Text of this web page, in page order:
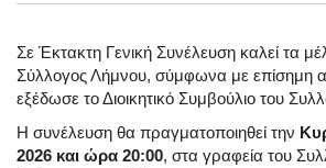
Σε Έκτακτη Γενική Συνέλευση καλεί τα
Σύλλογος Λήμνου, σύμφωνα με επίσημη
εξέδωσε το Διοικητικό Συμβούλιο του
Η συνέλευση θα πραγματοποιηθεί την
2026 και ώρα 20:00, στα γραφεία του